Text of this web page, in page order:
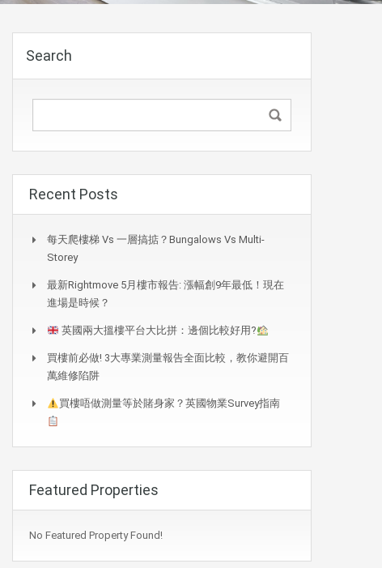
Search
Recent Posts
每天爬樓梯 Vs 一層搞掂？Bungalows Vs Multi-
Storey
最新Rightmove 5月樓市報告: 漲幅創9年最低！現在
進場是時候？
英國兩大搵樓平台大比拼：邊個比較好用?
買樓前必做! 3大專業測量報告全面比較，教你避開百
萬維修陷阱
買樓唔做測量等於賭身家？英國物業Survey指南
Featured Properties
No Featured Property Found!